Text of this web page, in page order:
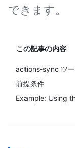
できます。
この記事の内容
actions-sync ツ
前提条件
Example: Using